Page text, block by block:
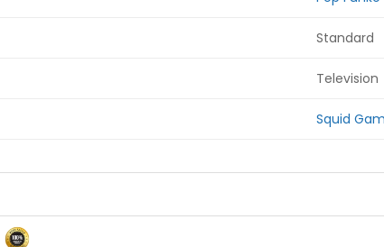
Standard
Television
Squid